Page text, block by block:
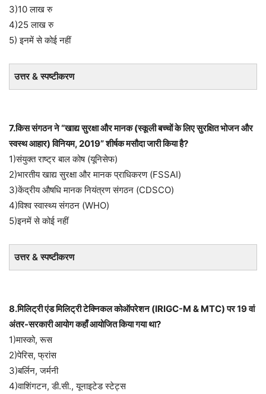
3)10 लाख रु
4)25 लाख रु
5) इनमें से कोई नहीं
उत्तर & स्पष्टीकरण
7.किस संगठन ने “खाद्य सुरक्षा और मानक (स्कूली बच्चों के लिए सुरक्षित भोजन और
स्वस्थ आहार) विनियम, 2019” शीर्षक मसौदा जारी किया है?
1)संयुक्त राष्ट्र बाल कोष (यूनिसेफ)
2)भारतीय खाद्य सुरक्षा और मानक प्राधिकरण (FSSAI)
3)केंद्रीय औषधि मानक नियंत्रण संगठन (CDSCO)
4)विश्व स्वास्थ्य संगठन (WHO)
5)इनमें से कोई नहीं
उत्तर & स्पष्टीकरण
8.मिलिट्री एंड मिलिट्री टेक्निकल कोऑपरेशन (IRIGC-M & MTC) पर 19 वां
अंतर-सरकारी आयोग कहाँ आयोजित किया गया था?
1)मास्को, रूस
2)पेरिस, फ्रांस
3)बर्लिन, जर्मनी
4)वाशिंगटन, डी.सी., यूनाइटेड स्टेट्स